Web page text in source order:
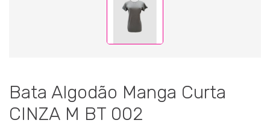
Bata Algodão Manga Curta
CINZA M BT 002